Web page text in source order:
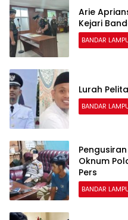
Arie
Kejari
BANDAR
Lurah
BANDAR
Oknum
Pers
BANDAR